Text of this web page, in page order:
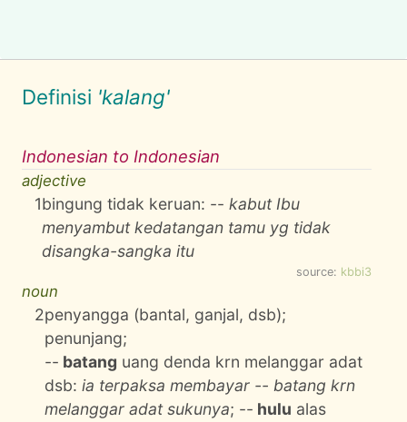
Definisi 'kalang'
Indonesian to Indonesian
adjective
1bingung tidak keruan: -- kabut Ibu
menyambut kedatangan tamu yg tidak
disangka-sangka itu
source: kbbi3
noun
2penyangga (bantal, ganjal, dsb);
penunjang;
-- batang uang denda krn melanggar adat
dsb:ia terpaksa membayar -- batang krn
melanggar adat sukunya; -- hulu alas